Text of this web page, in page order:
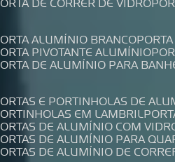
PORTA ALUMÍNIO BRANCO
PORTA PIVOTANTE ALUMÍNIO
PORTA DE ALUMÍNIO PARA
PORTAS E PORTINHOLAS DE
PORTINHOLAS EM LAMBRIL
PORTAS DE ALUMÍNIO COM
PORTAS DE ALUMÍNIO PARA
PORTAS DE ALUMÍNIO DE